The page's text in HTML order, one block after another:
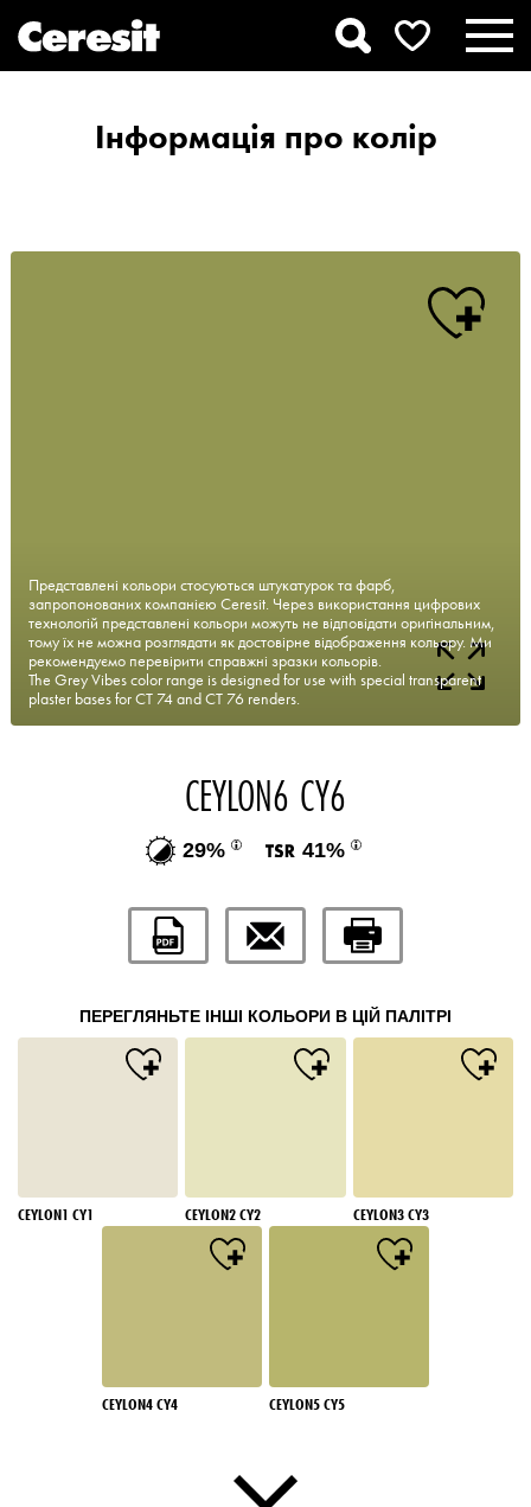
Інформація про колір
Представлені кольори стосуються штукатурок та фарб,
запропонованих компанією Ceresit. Через використання цифрових
технологій представлені кольори можуть не відповідати оригінальним,
тому їх не можна розглядати як достовірне відображення кольору. Ми
рекомендуємо перевірити справжні зразки кольорів.
The Grey Vibes color range is designed for use with special transparent
plaster bases for CT 74 and CT 76 renders.
CEYLON6 CY6
29% 41%
ПЕРЕГЛЯНЬТЕ ІНШІ КОЛЬОРИ В ЦІЙ ПАЛІТРІ
CEYLON1 CY1 CEYLON2 CY2 CEYLON3 CY3
CEYLON4 CY4 CEYLON5 CY5